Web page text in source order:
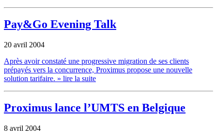
Pay&Go Evening Talk
20 avril 2004
Après avoir constaté une progressive migration de ses clients
prépayés vers la concurrence, Proximus propose une nouvelle
solution tarifaire. » lire la suite
Proximus lance l’UMTS en Belgique
8 avril 2004